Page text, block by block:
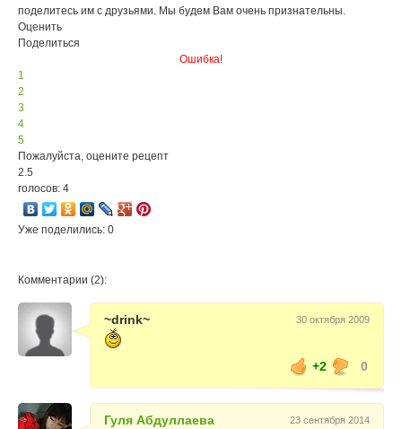
поделитесь им с друзьями. Мы будем Вам очень признательны.
Оценить
Поделиться
Ошибка!
1
2
3
4
5
Пожалуйста, оцените рецепт
2.5
голосов: 4
Уже поделились: 0
Комментарии (2):
~drink~ 30 октября 2009
+2 0
Гуля Абдуллаева 23 сентября 2014